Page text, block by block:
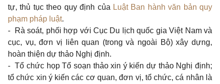
tự, thủ tục theo quy định của Luật Ban hành văn bản quy
phạm pháp luật.
- Rà soát, phối hợp với Cục Du lịch quốc gia Việt Nam và
cục, vụ, đơn vị liên quan (trong và ngoài Bộ) xây dựng,
hoàn thiện dự thảo Nghị định.
- Tổ chức họp Tổ soạn thảo xin ý kiến dự thảo Nghị định;
tổ chức xin ý kiến các cơ quan, đơn vị, tổ chức, cá nhân là